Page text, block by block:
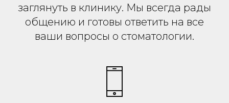
заглянуть в клинику. Мы всегда рады
общению и готовы ответить на все
ваши вопросы о стоматологии.